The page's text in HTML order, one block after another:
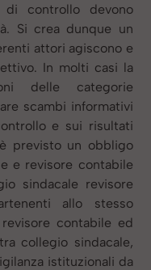
controllo devono
Si crea dunque un
attori agiscono e
In molti casi la
delle categorie
scambi informativi
e sui risultati
previsto un obbligo
e revisore contabile
sindacale revisore
allo stesso
contabile ed
collegio sindacale,
istituzionali da